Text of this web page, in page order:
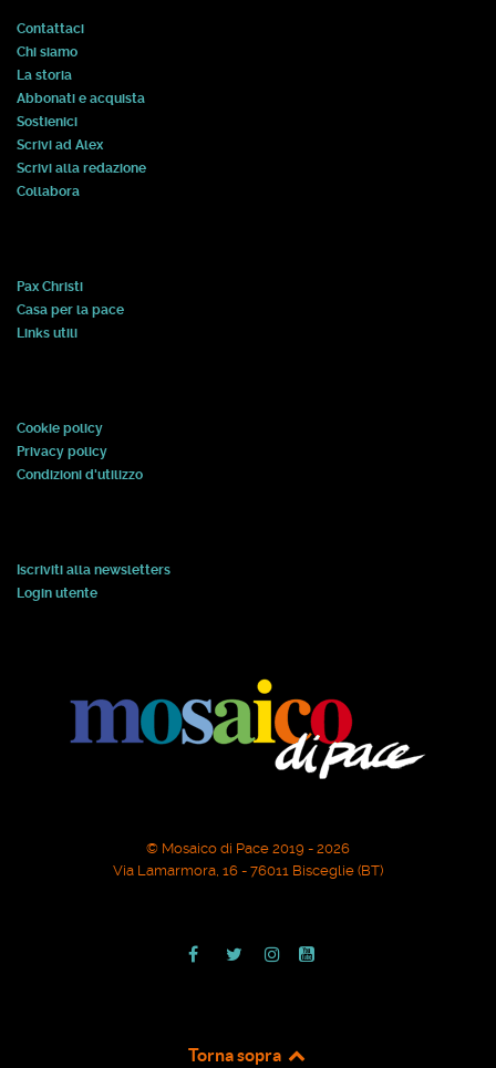
Contattaci
Chi siamo
La storia
Abbonati e acquista
Sostienici
Scrivi ad Alex
Scrivi alla redazione
Collabora
Pax Christi
Casa per la pace
Links utili
Cookie policy
Privacy policy
Condizioni d'utilizzo
Iscriviti alla newsletters
Login utente
© Mosaico di Pace 2019 - 2026
Via Lamarmora, 16 - 76011 Bisceglie (BT)
Torna sopra